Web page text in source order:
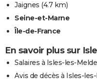
Jaignes (4.7 km)
Seine-et-Marne
Île-de-France
En savoir plus sur
Salaires à Isles-les-
Avis de décès à Isles-